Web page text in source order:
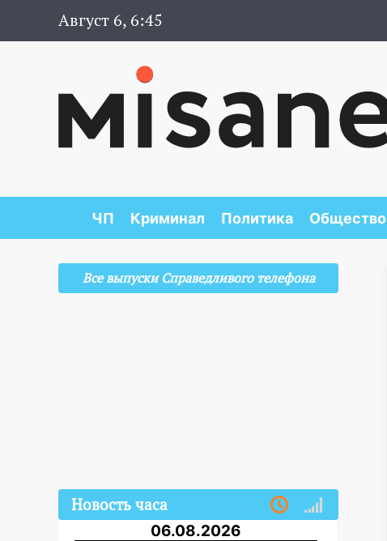
Август 6, 6:45
ЧП Криминал Политика Общество
Все выпуски Справедливого телефона
Новость часа
06.08.2026